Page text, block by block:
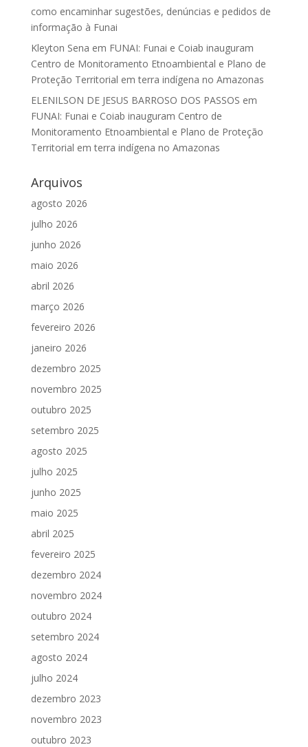
como encaminhar sugestões, denúncias e pedidos de
informação à Funai
Kleyton Sena em FUNAI: Funai e Coiab inauguram
Centro de Monitoramento Etnoambiental e Plano de
Proteção Territorial em terra indígena no Amazonas
ELENILSON DE JESUS BARROSO DOS PASSOS em
FUNAI: Funai e Coiab inauguram Centro de
Monitoramento Etnoambiental e Plano de Proteção
Territorial em terra indígena no Amazonas
Arquivos
agosto 2026
julho 2026
junho 2026
maio 2026
abril 2026
março 2026
fevereiro 2026
janeiro 2026
dezembro 2025
novembro 2025
outubro 2025
setembro 2025
agosto 2025
julho 2025
junho 2025
maio 2025
abril 2025
fevereiro 2025
dezembro 2024
novembro 2024
outubro 2024
setembro 2024
agosto 2024
julho 2024
dezembro 2023
novembro 2023
outubro 2023